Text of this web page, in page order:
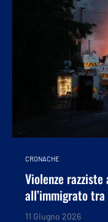
CRONACHE
Violenze
all’immigrato
11 Giugno 2026